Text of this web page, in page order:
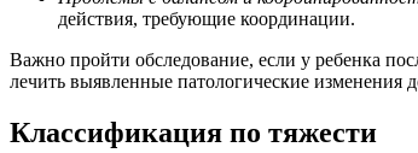
действия, требующие координации.
Важно пройти обследование, если у ребенка
лечить выявленные патологические
Классификация по тяжести